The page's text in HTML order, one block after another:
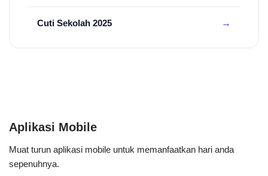
Cuti Sekolah 2025
Aplikasi Mobile
Muat turun aplikasi mobile untuk memanfaatkan hari anda
sepenuhnya.